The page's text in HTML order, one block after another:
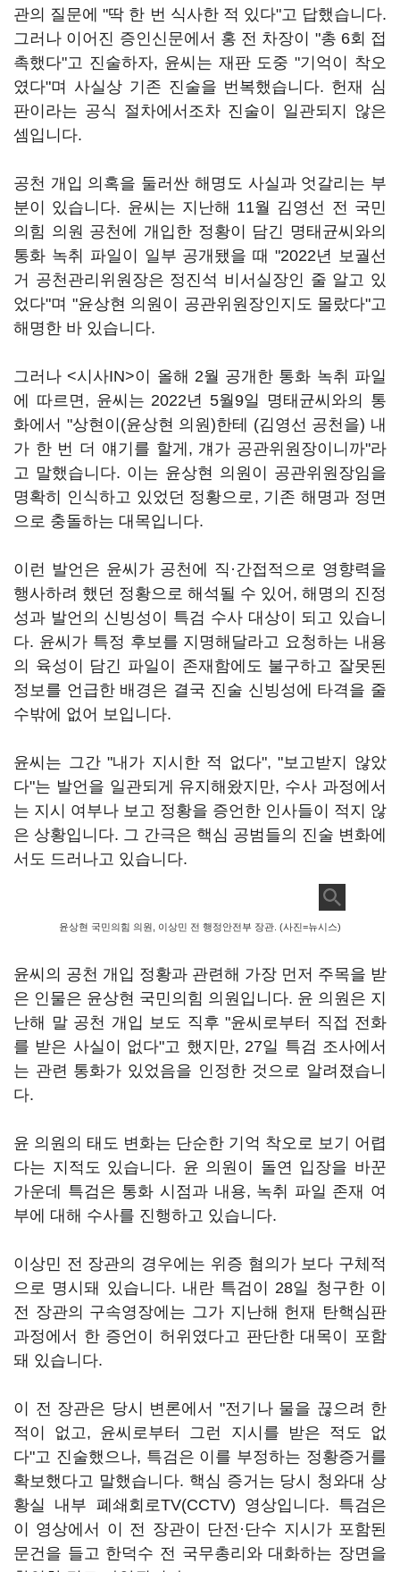
관의 질문에 "딱 한 번 식사한 적 있다"고 답했습니다.
그러나 이어진 증인신문에서 홍 전 차장이 "총 6회 접
촉했다"고 진술하자, 윤씨는 재판 도중 "기억이 착오
였다"며 사실상 기존 진술을 번복했습니다. 헌재 심
판이라는 공식 절차에서조차 진술이 일관되지 않은
셈입니다.
공천 개입 의혹을 둘러싼 해명도 사실과 엇갈리는 부
분이 있습니다. 윤씨는 지난해 11월 김영선 전 국민
의힘 의원 공천에 개입한 정황이 담긴 명태균씨와의
통화 녹취 파일이 일부 공개됐을 때 "2022년 보궐선
거 공천관리위원장은 정진석 비서실장인 줄 알고 있
었다"며 "윤상현 의원이 공관위원장인지도 몰랐다"고
해명한 바 있습니다.
그러나 <시사IN>이 올해 2월 공개한 통화 녹취 파일
에 따르면, 윤씨는 2022년 5월9일 명태균씨와의 통
화에서 "상현이(윤상현 의원)한테 (김영선 공천을) 내
가 한 번 더 얘기를 할게, 걔가 공관위원장이니까"라
고 말했습니다. 이는 윤상현 의원이 공관위원장임을
명확히 인식하고 있었던 정황으로, 기존 해명과 정면
으로 충돌하는 대목입니다.
이런 발언은 윤씨가 공천에 직·간접적으로 영향력을
행사하려 했던 정황으로 해석될 수 있어, 해명의 진정
성과 발언의 신빙성이 특검 수사 대상이 되고 있습니
다. 윤씨가 특정 후보를 지명해달라고 요청하는 내용
의 육성이 담긴 파일이 존재함에도 불구하고 잘못된
정보를 언급한 배경은 결국 진술 신빙성에 타격을 줄
수밖에 없어 보입니다.
윤씨는 그간 "내가 지시한 적 없다", "보고받지 않았
다"는 발언을 일관되게 유지해왔지만, 수사 과정에서
는 지시 여부나 보고 정황을 증언한 인사들이 적지 않
은 상황입니다. 그 간극은 핵심 공범들의 진술 변화에
서도 드러나고 있습니다.
윤상현 국민의힘 의원, 이상민 전 행정안전부 장관. (사진=뉴시스)
윤씨의 공천 개입 정황과 관련해 가장 먼저 주목을 받
은 인물은 윤상현 국민의힘 의원입니다. 윤 의원은 지
난해 말 공천 개입 보도 직후 "윤씨로부터 직접 전화
를 받은 사실이 없다"고 했지만, 27일 특검 조사에서
는 관련 통화가 있었음을 인정한 것으로 알려졌습니
다.
윤 의원의 태도 변화는 단순한 기억 착오로 보기 어렵
다는 지적도 있습니다. 윤 의원이 돌연 입장을 바꾼
가운데 특검은 통화 시점과 내용, 녹취 파일 존재 여
부에 대해 수사를 진행하고 있습니다.
이상민 전 장관의 경우에는 위증 혐의가 보다 구체적
으로 명시돼 있습니다. 내란 특검이 28일 청구한 이
전 장관의 구속영장에는 그가 지난해 헌재 탄핵심판
과정에서 한 증언이 허위였다고 판단한 대목이 포함
돼 있습니다.
이 전 장관은 당시 변론에서 "전기나 물을 끊으려 한
적이 없고, 윤씨로부터 그런 지시를 받은 적도 없
다"고 진술했으나, 특검은 이를 부정하는 정황증거를
확보했다고 말했습니다. 핵심 증거는 당시 청와대 상
황실 내부 폐쇄회로TV(CCTV) 영상입니다. 특검은
이 영상에서 이 전 장관이 단전·단수 지시가 포함된
문건을 들고 한덕수 전 국무총리와 대화하는 장면을